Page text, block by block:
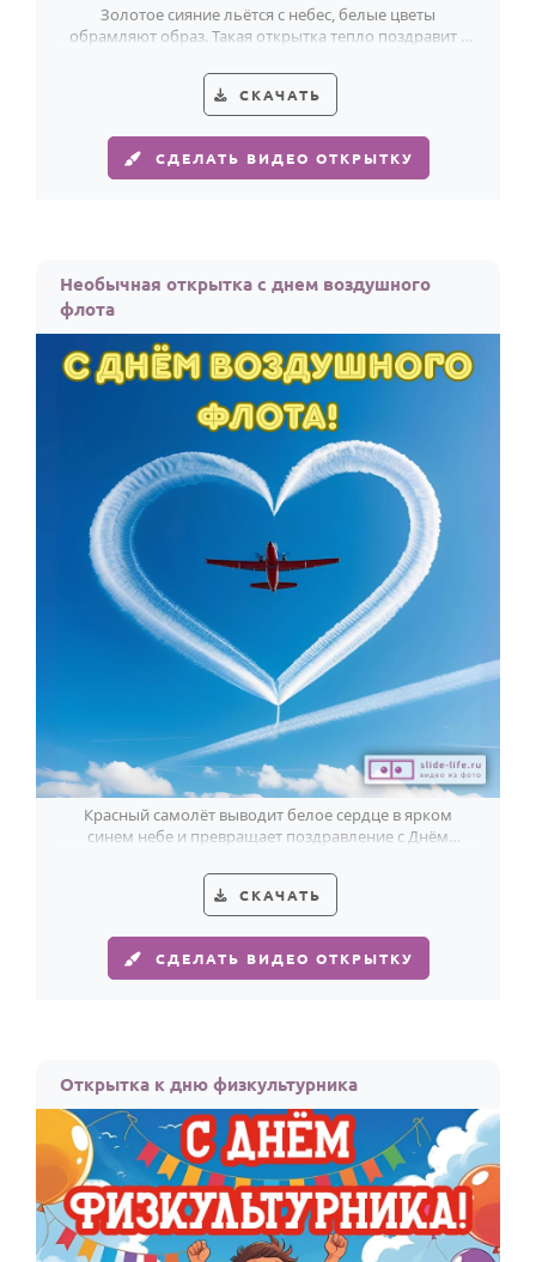
Золотое сияние льётся с небес, белые цветы
обрамляют образ. Такая открытка тепло поздравит с
СКАЧАТЬ
СДЕЛАТЬ ВИДЕО ОТКРЫТКУ
Необычная открытка с днем воздушного
флота
Красный самолёт выводит белое сердце в ярком
синем небе и превращает поздравление с Днём
СКАЧАТЬ
СДЕЛАТЬ ВИДЕО ОТКРЫТКУ
Открытка к дню физкультурника